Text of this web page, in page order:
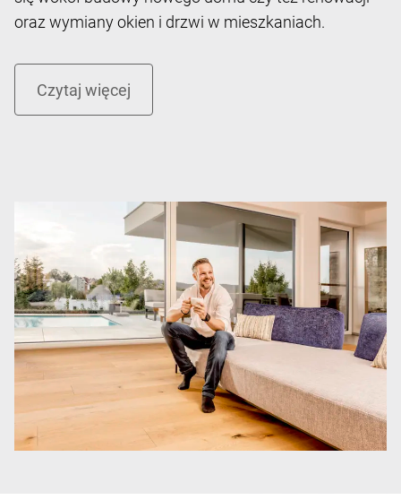
oraz wymiany okien i drzwi w mieszkaniach.